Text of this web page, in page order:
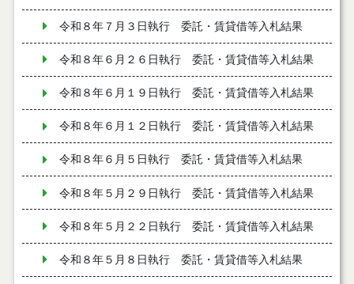
令和８年７月３日執行 委託・賃貸借等入札結果
令和８年６月２６日執行 委託・賃貸借等入札結果
令和８年６月１９日執行 委託・賃貸借等入札結果
令和８年６月１２日執行 委託・賃貸借等入札結果
令和８年６月５日執行 委託・賃貸借等入札結果
令和８年５月２９日執行 委託・賃貸借等入札結果
令和８年５月２２日執行 委託・賃貸借等入札結果
令和８年５月８日執行 委託・賃貸借等入札結果